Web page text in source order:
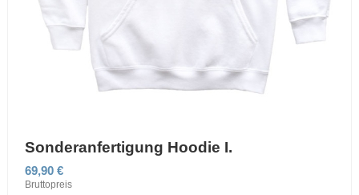
Sonderanfertigung Hoodie I.
69,90 €
Bruttopreis